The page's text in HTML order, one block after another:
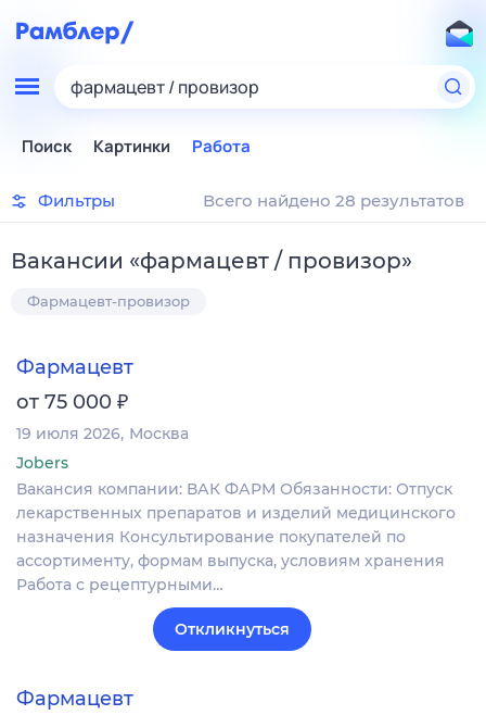
фармацевт / провизор
Поиск Картинки Работа
Фильтры Всего найдено 28 результатов
Вакансии «фармацевт / провизор»
Фармацевт-провизор
Фармацевт
от 75 000 ₽
19 июля 2026 Москва
Jobers
Вакансия компании: ВАК ФАРМ Обязанности: Отпуск
лекарственных препаратов и изделий медицинского
назначения Консультирование покупателей по
ассортименту, формам выпуска, условиям хранения
Работа с рецептурными…
Откликнуться
Фармацевт